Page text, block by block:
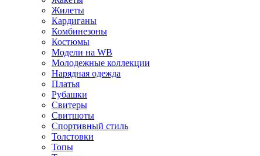
Жилеты
Кардиганы
Комбинезоны
Костюмы
Модели на WB
Молодежные коллекции
Нарядная одежда
Платья
Рубашки
Свитеры
Свитшоты
Спортивный стиль
Толстовки
Топы